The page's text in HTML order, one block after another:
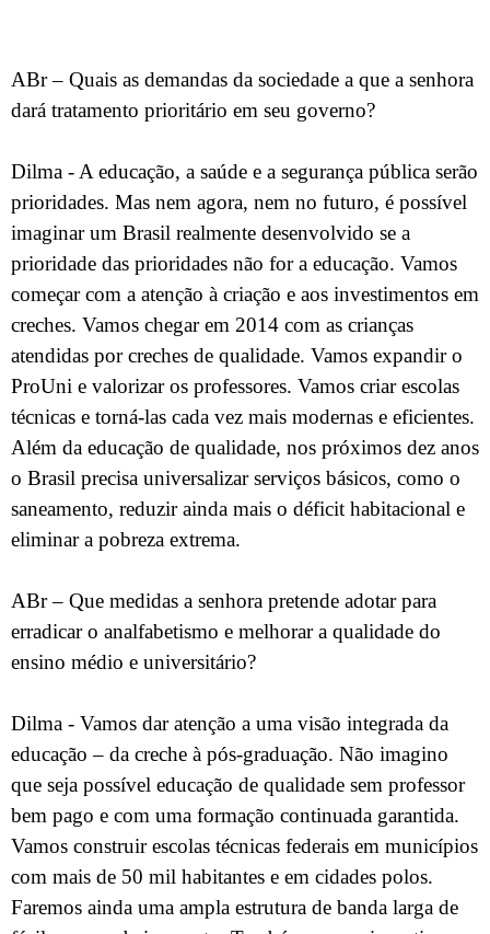
ABr – Quais as demandas da sociedade a que a senhora
dará tratamento prioritário em seu governo?
Dilma - A educação, a saúde e a segurança pública serão
prioridades. Mas nem agora, nem no futuro, é possível
imaginar um Brasil realmente desenvolvido se a
prioridade das prioridades não for a educação. Vamos
começar com a atenção à criação e aos investimentos em
creches. Vamos chegar em 2014 com as crianças
atendidas por creches de qualidade. Vamos expandir o
ProUni e valorizar os professores. Vamos criar escolas
técnicas e torná-las cada vez mais modernas e eficientes.
Além da educação de qualidade, nos próximos dez anos
o Brasil precisa universalizar serviços básicos, como o
saneamento, reduzir ainda mais o déficit habitacional e
eliminar a pobreza extrema.
ABr – Que medidas a senhora pretende adotar para
erradicar o analfabetismo e melhorar a qualidade do
ensino médio e universitário?
Dilma - Vamos dar atenção a uma visão integrada da
educação – da creche à pós-graduação. Não imagino
que seja possível educação de qualidade sem professor
bem pago e com uma formação continuada garantida.
Vamos construir escolas técnicas federais em municípios
com mais de 50 mil habitantes e em cidades polos.
Faremos ainda uma ampla estrutura de banda larga de